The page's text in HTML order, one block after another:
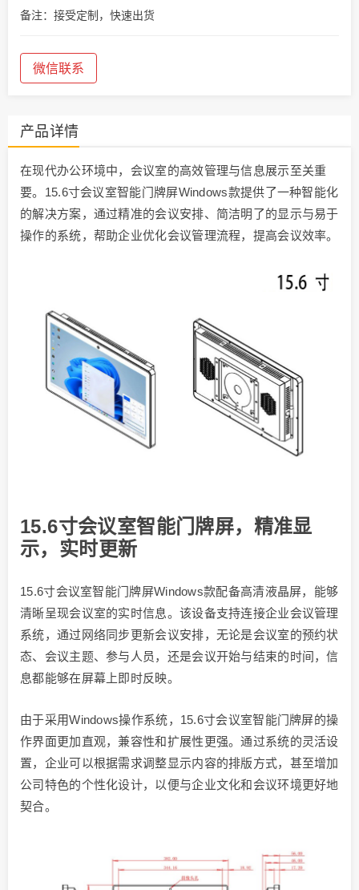
备注：接受定制，快速出货
微信联系
产品详情
在现代办公环境中，会议室的高效管理与信息展示至关重
要。15.6寸会议室智能门牌屏Windows款提供了一种智能化
的解决方案，通过精准的会议安排、简洁明了的显示与易于
操作的系统，帮助企业优化会议管理流程，提高会议效率。
15.6寸会议室智能门牌屏，精准显
示，实时更新
15.6寸会议室智能门牌屏Windows款配备高清液晶屏，能够
清晰呈现会议室的实时信息。该设备支持连接企业会议管理
系统，通过网络同步更新会议安排，无论是会议室的预约状
态、会议主题、参与人员，还是会议开始与结束的时间，信
息都能够在屏幕上即时反映。
由于采用Windows操作系统，15.6寸会议室智能门牌屏的操
作界面更加直观，兼容性和扩展性更强。通过系统的灵活设
置，企业可以根据需求调整显示内容的排版方式，甚至增加
公司特色的个性化设计，以便与企业文化和会议环境更好地
契合。